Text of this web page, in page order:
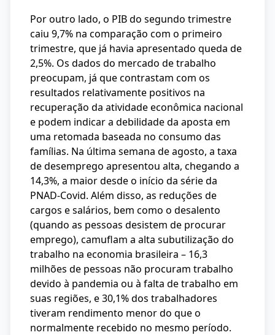
Por outro lado, o PIB do segundo trimestre
caiu 9,7% na comparação com o primeiro
trimestre, que já havia apresentado queda de
2,5%. Os dados do mercado de trabalho
preocupam, já que contrastam com os
resultados relativamente positivos na
recuperação da atividade econômica nacional
e podem indicar a debilidade da aposta em
uma retomada baseada no consumo das
famílias. Na última semana de agosto, a taxa
de desemprego apresentou alta, chegando a
14,3%, a maior desde o início da série da
PNAD-Covid. Além disso, as reduções de
cargos e salários, bem como o desalento
(quando as pessoas desistem de procurar
emprego), camuflam a alta subutilização do
trabalho na economia brasileira – 16,3
milhões de pessoas não procuram trabalho
devido à pandemia ou à falta de trabalho em
suas regiões, e 30,1% dos trabalhadores
tiveram rendimento menor do que o
normalmente recebido no mesmo período.